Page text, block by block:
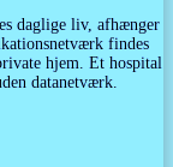
daglige liv, afhænger
findes
hjem. Et hospital
datanetværk.